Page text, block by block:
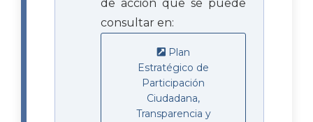
de acción que se puede
consultar en:
Plan
Estratégico de
Participación
Ciudadana,
Transparencia y